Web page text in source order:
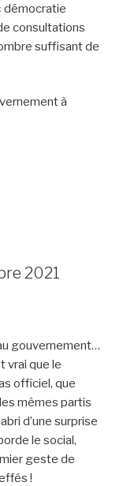
démocratie
consultations
suffisant de
à
2021
gouvernement…
vrai que le
officiel, que
mêmes partis
d’une surprise
le social,
geste de
!